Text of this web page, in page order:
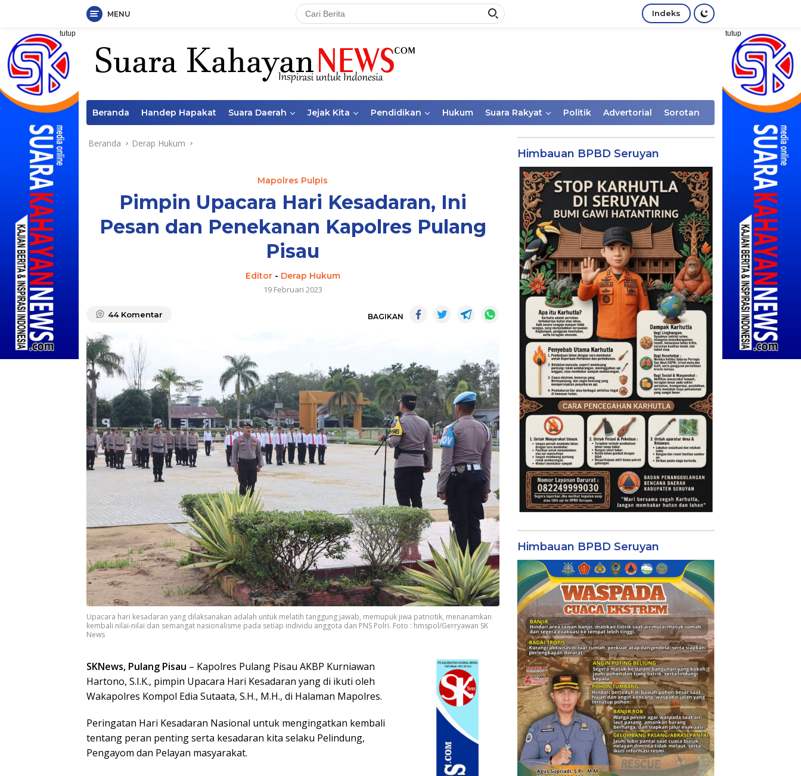
Langsung
konten
MENU Indeks
tutup tutup
Beranda Handep Hapakat Suara Daerah Jejak Kita Pendidikan Hukum Suara Rakyat Politik Advertorial Sorotan
Beranda Derap Hukum
Mapolres Pulpis
Pimpin Upacara Hari Kesadaran, Ini
Pesan dan Penekanan Kapolres Pulang
Pisau
Editor- Derap Hukum
19 Februari 2023
44 Komentar BAGIKAN
Upacara hari kesadaran yang dilaksanakan adalah untuk melatih tanggung jawab, memupuk jiwa patriotik, menanamkan
kembali nilai-nilai dan semangat nasionalisme pada setiap individu anggota dan PNS Polri. Foto : hmspol/Gerryawan SK
News
SKNews, Pulang Pisau – Kapolres Pulang Pisau AKBP Kurniawan
Hartono, S.I.K., pimpin Upacara Hari Kesadaran yang di ikuti oleh
Wakapolres Kompol Edia Sutaata, S.H., M.H., di Halaman Mapolres.
Peringatan Hari Kesadaran Nasional untuk mengingatkan kembali
tentang peran penting serta kesadaran kita selaku Pelindung,
Pengayom dan Pelayan masyarakat.
Himbauan BPBD Seruyan
Himbauan BPBD Seruyan